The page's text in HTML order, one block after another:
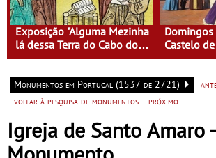
Exposição "Alguma Mezinha
lá dessa Terra do Cabo do
Mundo"
Castelo
XVI -
Monumentos em Portugal (1537 de 2721)
voltar à pesquisa de monumentos
próximo
Igreja de Santo Amaro -